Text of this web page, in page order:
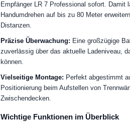
Empfänger LR 7 Professional sofort. Damit
Handumdrehen auf bis zu 80 Meter
Distanzen.
Präzise Überwachung: Eine großzügige
zuverlässig über das aktuelle Ladeniveau,
können.
Vielseitige Montage: Perfekt abgestimmt
Positionierung beim Aufstellen von
Zwischendecken.
Wichtige Funktionen im Überblick